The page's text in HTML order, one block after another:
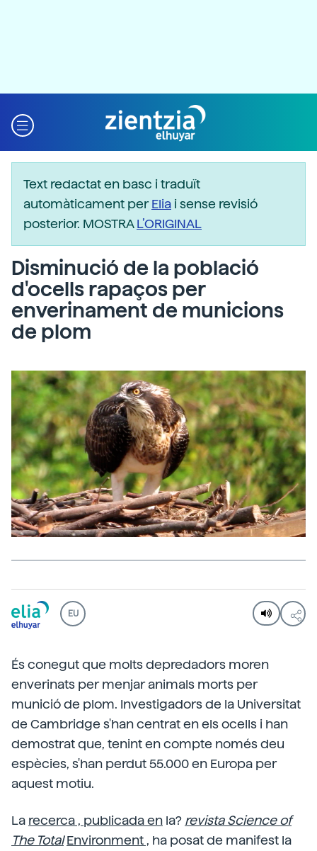
Text redactat en basc i traduït
automàticament perElia i sense revisió
posterior. MOSTRAL’ORIGINAL
Disminució de la població
d'ocells rapaços per
enverinament de municions
de plom
EU
És conegut que molts depredadors moren
enverinats per menjar animals morts per
munició de plom. Investigadors de la Universitat
de Cambridge s'han centrat en els ocells i han
demostrat que, tenint en compte només deu
espècies, s'han perdut 55.000 en Europa per
aquest motiu.
La recerca , publicada en la? revista Science of
The Total Environment , ha posat de manifest la